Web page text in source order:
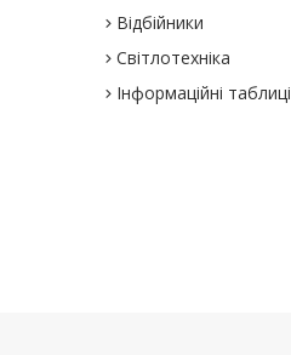
Відбійники
Світлотехніка
Інформаційні таблиці